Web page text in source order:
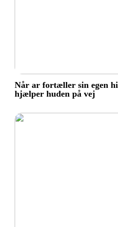
Når ar fortæller sin egen
hjælper huden på vej